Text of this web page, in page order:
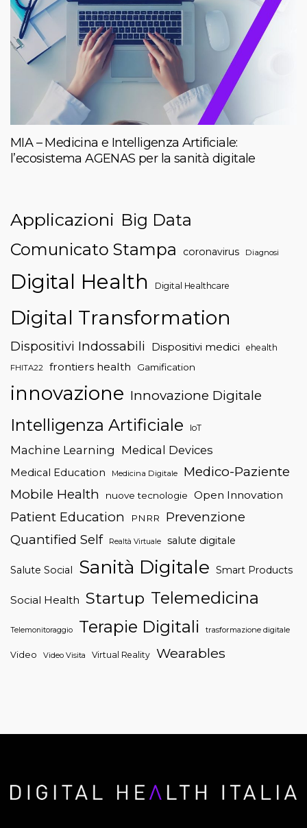
MIA – Medicina e Intelligenza Artificiale:
l’ecosistema AGENAS per la sanità digitale
Applicazioni Big Data
Comunicato Stampa
coronavirus Diagnosi
Digital Health Digital Healthcare
Digital Transformation
Dispositivi Indossabili Dispositivi medici ehealth
FHITA22 frontiers health Gamification
innovazione Innovazione Digitale
Intelligenza Artificiale IoT
Machine Learning Medical Devices
Medical Education Medicina Digitale
Medico-Paziente
Mobile Health
nuove tecnologie Open Innovation
Patient Education PNRR
Prevenzione
Quantified Self
Realtà Virtuale salute digitale
Salute Social Sanità Digitale Smart Products
Social Health Startup Telemedicina
Telemonitoraggio Terapie Digitali trasformazione digitale
Video Video Visita Virtual Reality Wearables